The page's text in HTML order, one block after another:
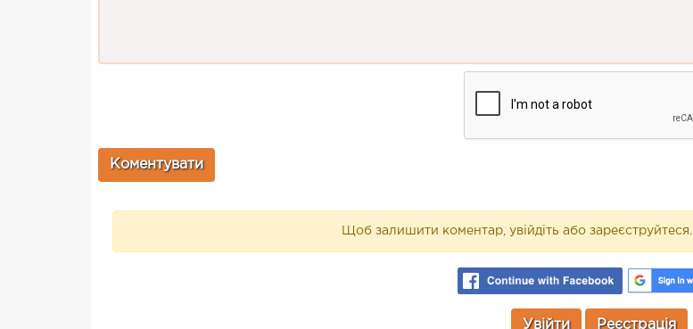
Щоб залишити коментар, увійдіть або зареєструйтеся.
Увійти Реєстрація